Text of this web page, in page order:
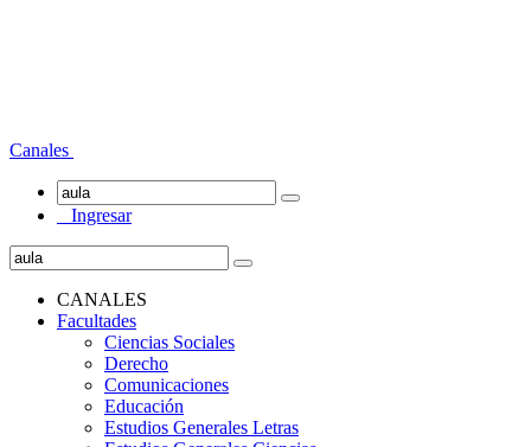
Canales
Ingresar
CANALES
Facultades
Ciencias Sociales
Derecho
Comunicaciones
Educación
Estudios Generales Letras